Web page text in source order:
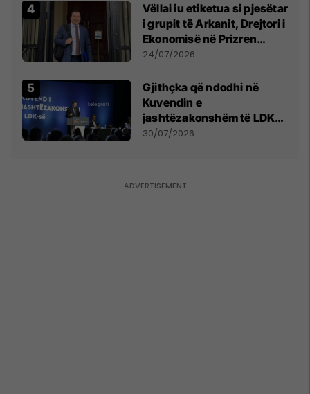
Vëllai iu etiketua si pjesëtar
i grupit të Arkanit, Drejtori i
Ekonomisë në Prizren
mohon pretendimet
24/07/2026
Gjithçka që ndodhi në
Kuvendin e
jashtëzakonshëm të LDK-
së
30/07/2026